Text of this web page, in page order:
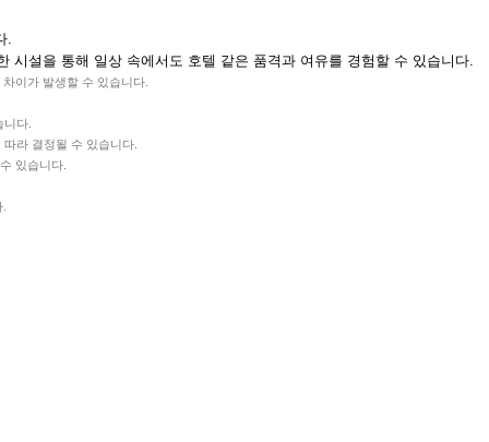
.
설을 통해 일상 속에서도 호텔 같은 품격과 여유를 경험할 수 있습니다.
이가 발생할 수 있습니다.
다.
라 결정될 수 있습니다.
있습니다.